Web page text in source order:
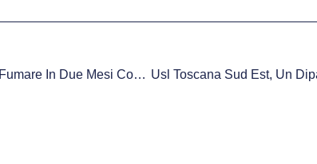
Arezzo, Riuscire A Smettere Di Fumare In Due Mesi Con La Asl